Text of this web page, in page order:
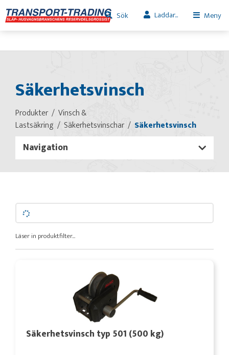
Sök Laddar... Meny
Säkerhetsvinsch
Produkter
Vinsch &
Lastsäkring
Säkerhetsvinschar Säkerhetsvinsch
Navigation
Läser in produktfilter...
Säkerhetsvinsch typ 501 (500 kg)